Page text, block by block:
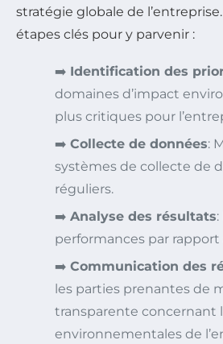
stratégie globale de
étapes clés pour y parvenir :
➡️ Identification des
domaines d’impact
plus critiques pour
➡️ Collecte de données:
systèmes de collecte de
réguliers.
➡️ Analyse des résultats
performances par
➡️ Communication des
les parties prenantes de
transparente concernant
environnementales de